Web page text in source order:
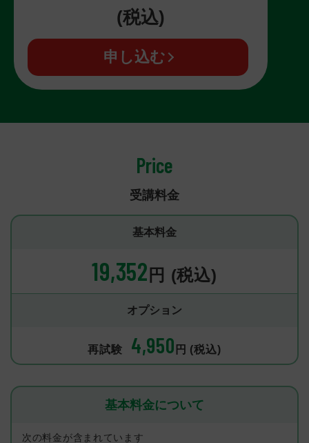
(税込)
申し込む
Price
受講料金
基本料金
19,352 円 (税込)
オプション
再試験 4,950 円 (税込)
基本料金について
次の料金が含まれています